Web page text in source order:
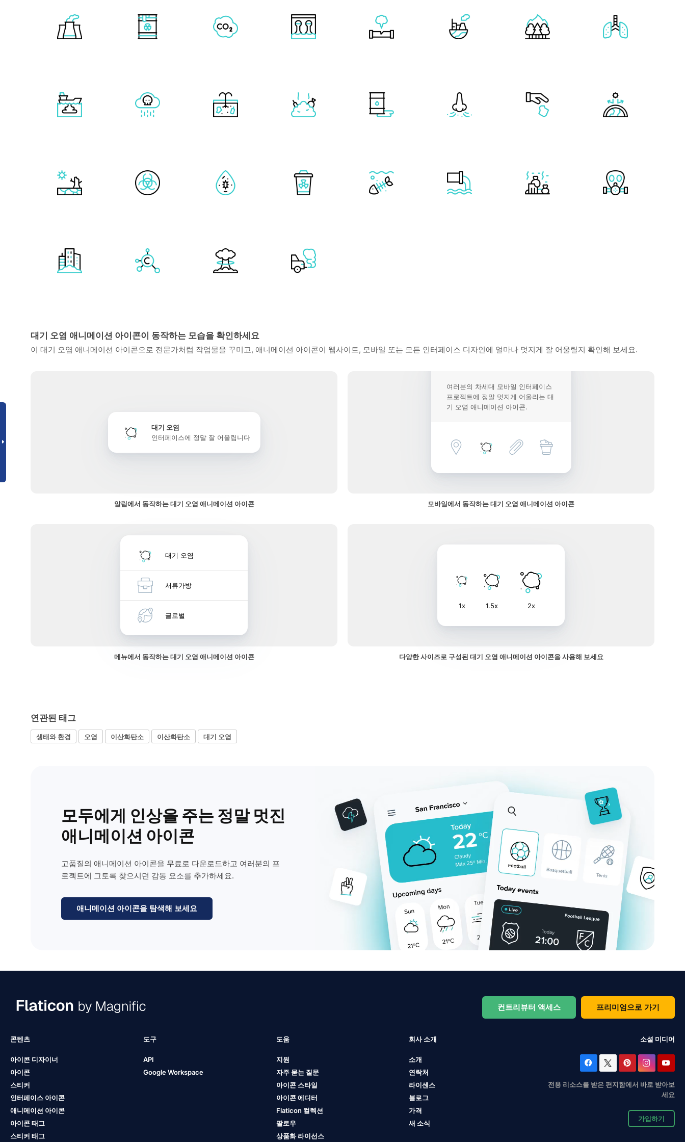
대기 오염 애니메이션 아이콘이 동작하는 모습을 확인하세요
이 대기 오염 애니메이션 아이콘으로 전문가처럼 작업물을 꾸미고, 애니메이션 아이콘이 웹사이트, 모바일 또는 모든 인터페이스 디자인에 얼마나 멋지게 잘 어울릴지 확인해 보세요.
대기 오염
인터페이스에 정말 잘 어울립니다
알림에서 동작하는 대기 오염 애니메이션 아이콘
여러분의 차세대 모바일 인터페이스
프로젝트에 정말 멋지게 어울리는 대
기 오염 애니메이션 아이콘.
모바일에서 동작하는 대기 오염 애니메이션 아이콘
대기 오염
서류가방
글로벌
메뉴에서 동작하는 대기 오염 애니메이션 아이콘
1x 1.5x 2x
다양한 사이즈로 구성된 대기 오염 애니메이션 아이콘을 사용해 보세요
연관된 태그
생태와 환경 오염 이산화탄소 이산화탄소 대기 오염
모두에게 인상을 주는 정말 멋진
애니메이션 아이콘
고품질의 애니메이션 아이콘을 무료로 다운로드하고 여러분의 프
로젝트에 그토록 찾으시던 감동 요소를 추가하세요.
애니메이션 아이콘을 탐색해 보세요
컨트리뷰터 액세스 프리미엄으로 가기
콘텐츠
아이콘 디자이너
아이콘
스티커
인터페이스 아이콘
애니메이션 아이콘
아이콘 태그
스티커 태그
도구
API
Google Workspace
도움
지원
자주 묻는 질문
아이콘 스타일
아이콘 에디터
Flaticon 컬렉션
팔로우
상품화 라이선스
회사 소개
소개
연락처
라이센스
블로그
가격
새 소식
소셜 미디어
전용 리소스를 받은 편지함에서 바로 받아보
세요
가입하기